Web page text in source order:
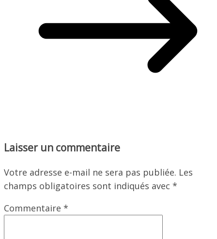
Laisser un commentaire
Votre adresse e-mail ne sera pas publiée. Les
champs obligatoires sont indiqués avec *
Commentaire *